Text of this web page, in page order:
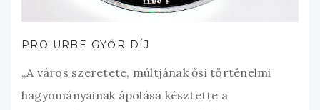
PRO URBE GYŐR DÍJ
„A város szeretete, múltjának ősi történelmi
hagyományainak ápolása késztette a